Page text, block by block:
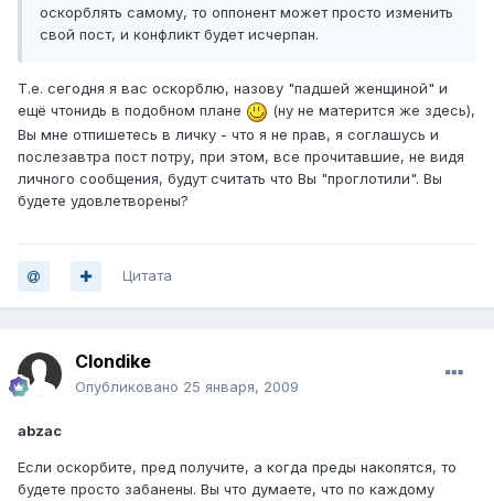
оскорблять самому, то оппонент может просто изменить
свой пост, и конфликт будет исчерпан.
Т.е. сегодня я вас оскорблю, назову "падшей женщиной" и
ещё чтонидь в подобном плане
(ну не матерится же здесь),
Вы мне отпишетесь в личку - что я не прав, я соглашусь и
послезавтра пост потру, при этом, все прочитавшие, не видя
личного сообщения, будут считать что Вы "проглотили". Вы
будете удовлетворены?
Цитата
Clondike
Опубликовано 25 января, 2009
abzac
Если оскорбите, пред получите, а когда преды накопятся, то
будете просто забанены. Вы что думаете, что по каждому